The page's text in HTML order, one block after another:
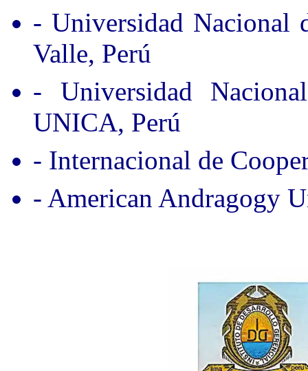
- Universidad Nacional
Valle, Perú
- Universidad
UNICA, Perú
- Internacional de
- American Andragogy